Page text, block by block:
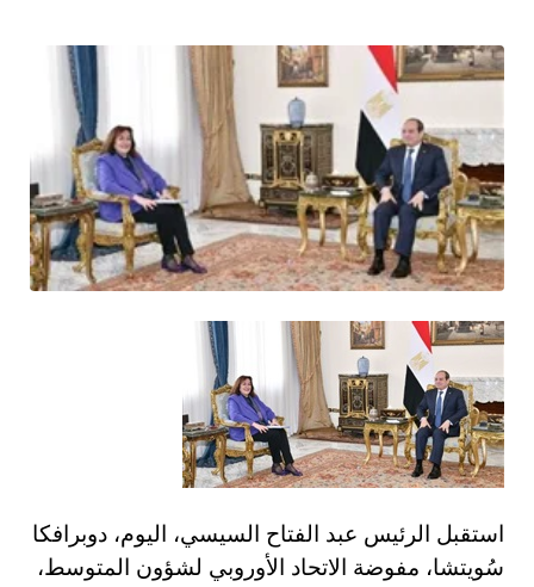
استقبل الرئيس عبد الفتاح السيسي، اليوم، دوبرافكا
سُويتشا، مفوضة الاتحاد الأوروبي لشؤون المتوسط،